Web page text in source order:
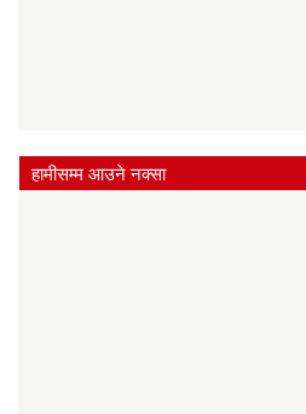
हामीसम्म आउने नक्सा